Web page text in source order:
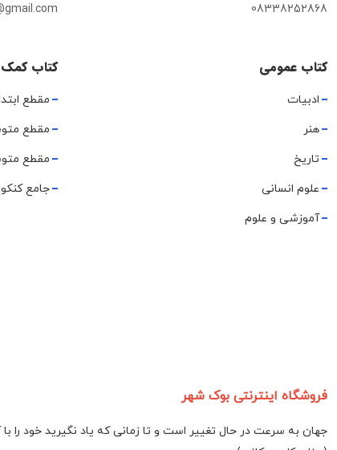
08338252868
کتاب عمومی
ادبیات
هنر
تاریخ
علوم انسانی
آموزشی و علوم
کتاب
مقطع
مقطع
مقطع
جامع
فروشگاه اینترنتی بوک شهر
جهان به سرعت در حال تغییر است و تا زمانی که یاد نگیرید خود را